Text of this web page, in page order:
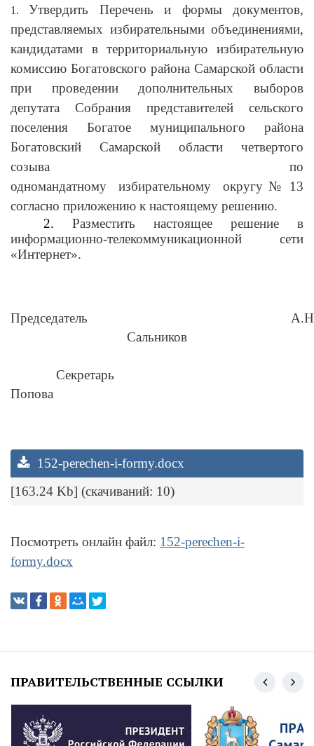
1. Утвердить Перечень и формы документов,
представляемых избирательными объединениями,
кандидатами в территориальную избирательную
комиссию Богатовского района Самарской области
при проведении дополнительных выборов
депутата Собрания представителей сельского
поселения Богатое муниципального района
Богатовский Самарской области четвертого
созыва по
одномандатному избирательному округу № 13
согласно приложению к настоящему решению.
2.Разместить настоящее решение в
информационно-телекоммуникационной сети
«Интернет».
Председатель
Сальников
Секретарь
Попова
152-perechen-i-formy.docx
[163.24 Kb] (cкачиваний: 10)
Посмотреть онлайн файл: 152-perechen-i-
formy.docx
ПРАВИТЕЛЬСТВЕННЫЕ ССЫЛКИ